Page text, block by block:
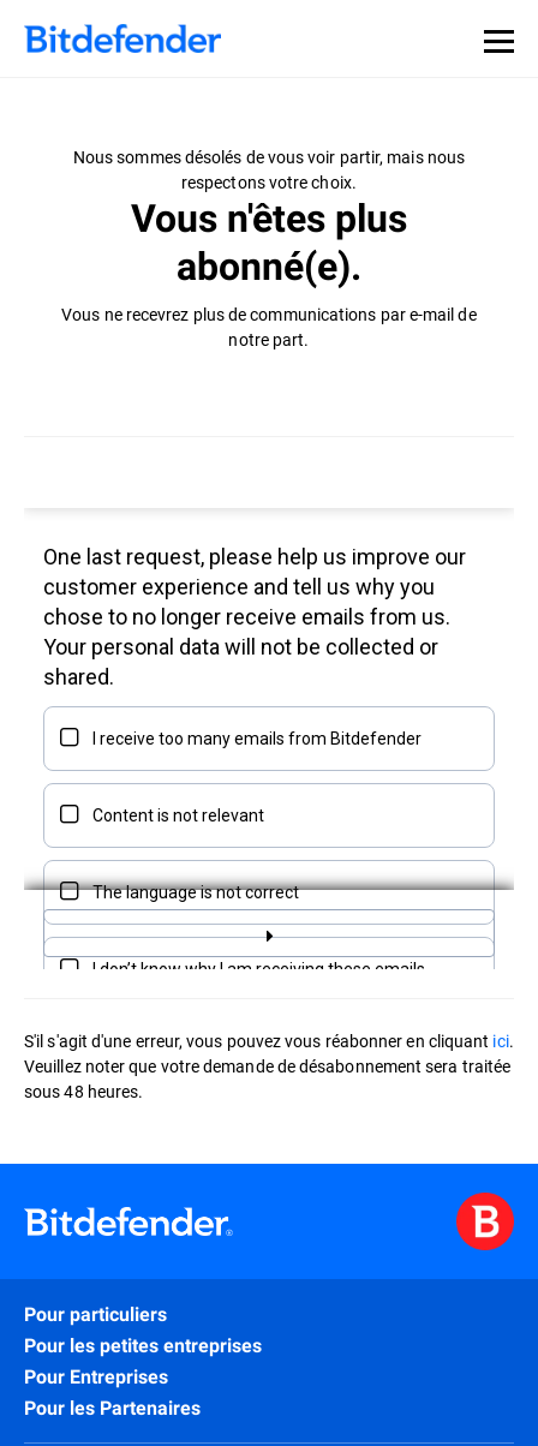
Nous sommes désolés de vous voir partir, mais nous
respectons votre choix.
Vous n'êtes plus
abonné(e).
Vous ne recevrez plus de communications par e-mail de
notre part.
S'il s'agit d'une erreur, vous pouvez vous réabonner en cliquant ici.
Veuillez noter que votre demande de désabonnement sera traitée
sous 48 heures.
Pour particuliers
Pour les petites entreprises
Pour Entreprises
Pour les Partenaires